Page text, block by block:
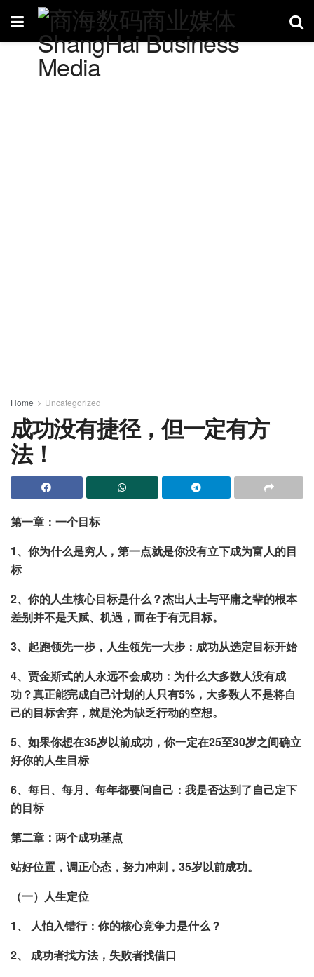
Home Uncategorized
成功没有捷径，但一定有方
法！
第一章：一个目标
1、你为什么是穷人，第一点就是你没有立下成为富人的目
标
2、你的人生核心目标是什么？杰出人士与平庸之辈的根本
差别并不是天赋、机遇，而在于有无目标。
3、起跑领先一步，人生领先一大步：成功从选定目标开始
4、贾金斯式的人永远不会成功：为什么大多数人没有成
功？真正能完成自己计划的人只有5%，大多数人不是将自
己的目标舍弃，就是沦为缺乏行动的空想。
5、如果你想在35岁以前成功，你一定在25至30岁之间确立
好你的人生目标
6、每日、每月、每年都要问自己：我是否达到了自己定下
的目标
第二章：两个成功基点
站好位置，调正心态，努力冲刺，35岁以前成功。
（一）人生定位
1、 人怕入错行：你的核心竞争力是什么？
2、 成功者找方法，失败者找借口